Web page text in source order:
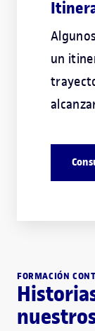
un
FORMACIÓN